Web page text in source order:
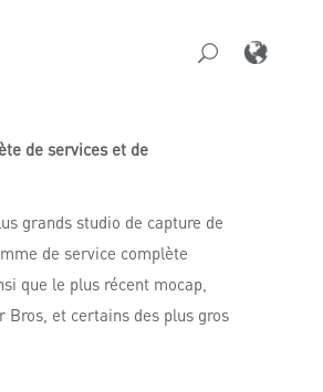
de services et de
grands studio de capture de
de service complète
que le plus récent mocap,
Bros, et certains des plus gros